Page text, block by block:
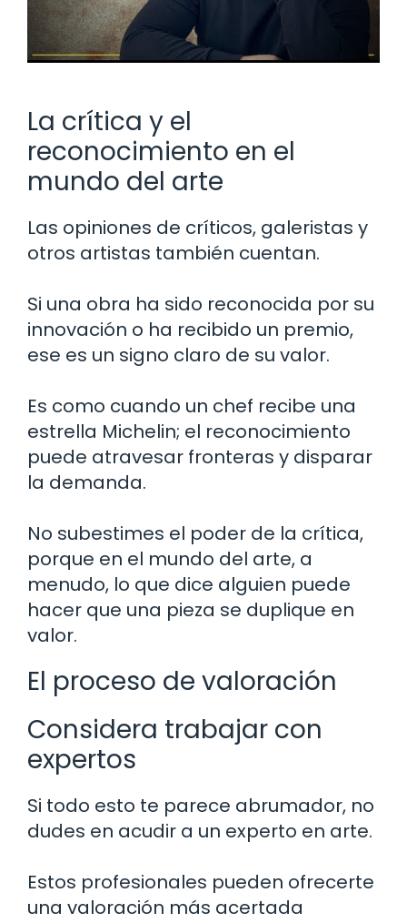
La crítica y el
reconocimiento en el
mundo del arte
Las opiniones de críticos, galeristas y
otros artistas también cuentan.
Si una obra ha sido reconocida por su
innovación o ha recibido un premio,
ese es un signo claro de su valor.
Es como cuando un chef recibe una
estrella Michelin; el reconocimiento
puede atravesar fronteras y disparar
la demanda.
No subestimes el poder de la crítica,
porque en el mundo del arte, a
menudo, lo que dice alguien puede
hacer que una pieza se duplique en
valor.
El proceso de valoración
Considera trabajar con
expertos
Si todo esto te parece abrumador, no
dudes en acudir a un experto en arte.
Estos profesionales pueden ofrecerte
una valoración más acertada